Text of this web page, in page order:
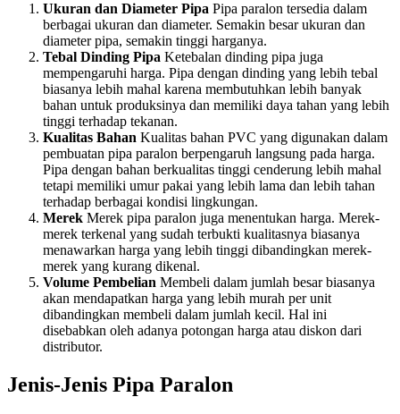
Ukuran dan Diameter Pipa Pipa paralon tersedia dalam
berbagai ukuran dan diameter. Semakin besar ukuran dan
diameter pipa, semakin tinggi harganya.
Tebal Dinding Pipa Ketebalan dinding pipa juga
mempengaruhi harga. Pipa dengan dinding yang lebih tebal
biasanya lebih mahal karena membutuhkan lebih banyak
bahan untuk produksinya dan memiliki daya tahan yang lebih
tinggi terhadap tekanan.
Kualitas Bahan Kualitas bahan PVC yang digunakan dalam
pembuatan pipa paralon berpengaruh langsung pada harga.
Pipa dengan bahan berkualitas tinggi cenderung lebih mahal
tetapi memiliki umur pakai yang lebih lama dan lebih tahan
terhadap berbagai kondisi lingkungan.
Merek Merek pipa paralon juga menentukan harga. Merek-
merek terkenal yang sudah terbukti kualitasnya biasanya
menawarkan harga yang lebih tinggi dibandingkan merek-
merek yang kurang dikenal.
Volume Pembelian Membeli dalam jumlah besar biasanya
akan mendapatkan harga yang lebih murah per unit
dibandingkan membeli dalam jumlah kecil. Hal ini
disebabkan oleh adanya potongan harga atau diskon dari
distributor.
Jenis-Jenis Pipa Paralon